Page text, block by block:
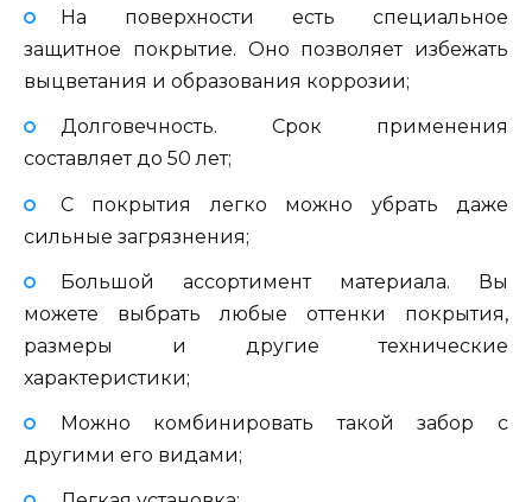
На поверхности есть специальное
защитное покрытие. Оно позволяет избежать
выцветания и образования коррозии;
Долговечность. Срок применения
составляет до 50 лет;
С покрытия легко можно убрать даже
сильные загрязнения;
Большой ассортимент материала. Вы
можете выбрать любые оттенки покрытия,
размеры и другие технические
характеристики;
Можно комбинировать такой забор с
другими его видами;